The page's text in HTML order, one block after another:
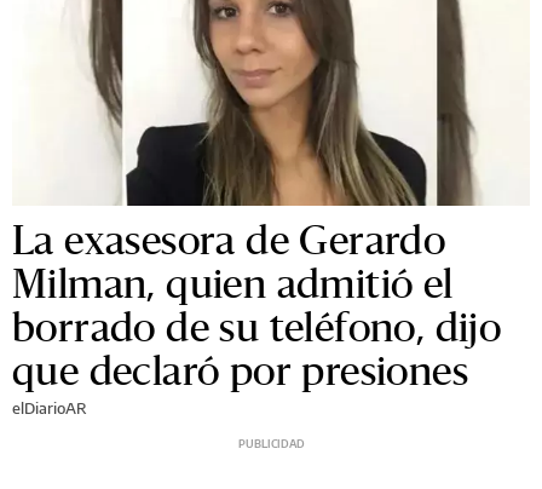
La exasesora de Gerardo
Milman, quien admitió el
borrado de su teléfono, dijo
que declaró por presiones
elDiarioAR